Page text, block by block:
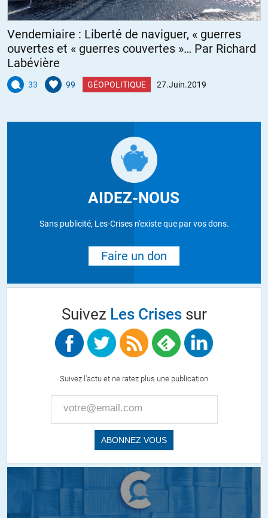
Vendemiaire : Liberté de naviguer, « guerres
ouvertes et « guerres couvertes »… Par Richard
Labévière
33 99 GÉOPOLITIQUE 27.Juin.2019
AIDEZ-NOUS
Sans publicité, Les-Crises n'existe que par vos dons.
Faire un don
Suivez Les Crisessur
Suivez l'actu et ne ratez plus une publication